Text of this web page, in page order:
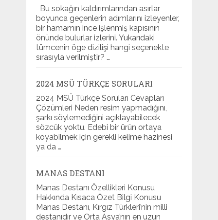
Bu sokağın kaldırımlarından asırlar
boyunca geçenlerin adımlarını izleyenler,
bir hamamın ince işlenmiş kapısının
önünde bulurlar izlerini. Yukarıdaki
tümcenin öge dizilişi hangi seçenekte
sırasıyla verilmiştir? …
2024 MSÜ TÜRKÇE SORULARI
2024 MSÜ Türkçe Soruları Cevapları
Çözümleri Neden resim yapmadığını,
şarkı söylemediğini açıklayabilecek
sözcük yoktu. Edebi bir ürün ortaya
koyabilmek için gerekli kelime hazinesi
ya da …
MANAS DESTANI
Manas Destanı Özellikleri Konusu
Hakkında Kısaca Özet Bilgi Konusu
Manas Destanı, Kırgız Türkleri’nin milli
destanıdır ve Orta Asya’nın en uzun